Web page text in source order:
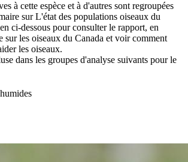
à cette espèce et à d'autres sont regroupées
sur L'état des populations oiseaux du
ci-dessous pour consulter le rapport, en
sur les oiseaux du Canada et voir comment
les oiseaux.
dans les groupes d'analyse suivants pour le